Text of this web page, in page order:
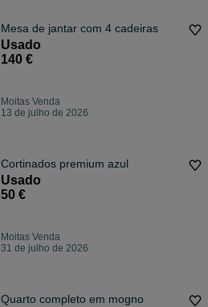
Mesa de jantar com 4 cadeiras
Usado
140 €
Moitas Venda
13 de julho de 2026
Cortinados premium azul
Usado
50 €
Moitas Venda
31 de julho de 2026
Quarto completo em mogno